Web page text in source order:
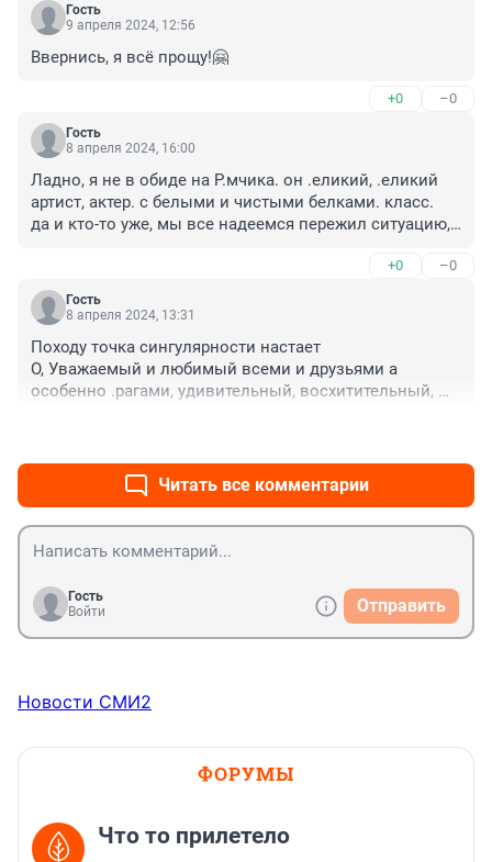
Гость
9 апреля 2024, 12:56
Ввернись, я всё прощу!🤗
+0 –0
Гость
8 апреля 2024, 16:00
Ладно, я не в обиде на Р.мчика. он .еликий, .еликий
артист, актер. с белыми и чистыми белками. класс.
да и кто-то уже, мы все надеемся пережил ситуацию,
и результат не должен заставит себя долго ждать!
целую, обнимаю всем сердцем, мои драгоценные!!!
♥️♥️♥️♥️♥️♥️
+0 –0
Гость
8 апреля 2024, 13:31
Походу точка сингулярности настает
О, Уважаемый и любимый всеми и друзьями а
особенно .рагами, удивительный, восхитительный,
Читать все комментарии
Гость
Войти
Отправить
Новости СМИ2
ФОРУМЫ
Что то прилетело